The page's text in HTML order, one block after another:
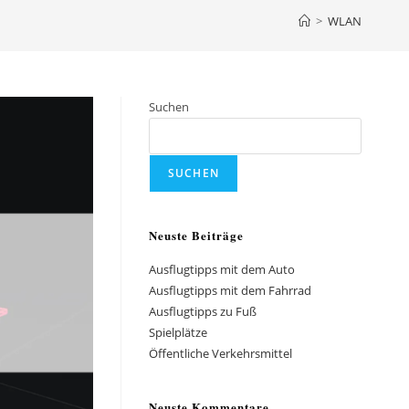
> WLAN
Suchen
SUCHEN
Neuste Beiträge
Ausflugtipps mit dem Auto
Ausflugtipps mit dem Fahrrad
Ausflugtipps zu Fuß
Spielplätze
Öffentliche Verkehrsmittel